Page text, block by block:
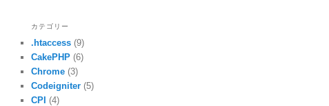
カテゴリー
.htaccess (9)
CakePHP (6)
Chrome (3)
Codeigniter (5)
CPI (4)